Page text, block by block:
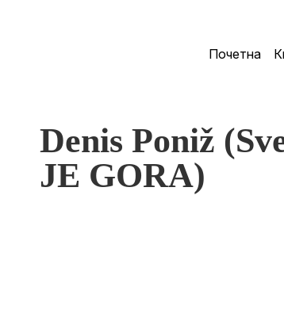
Почетна
Denis Poniž
JE GORA)